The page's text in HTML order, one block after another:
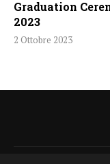
Graduation
2023
2 Ottobre 2023